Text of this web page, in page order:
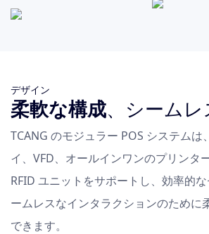
デザイン
柔軟な構成、シーム
TCANG のモジュラー POS システムは
イ、VFD、オールインワンのプリンタ
RFID ユニットをサポートし、効率的
ームレスなインタラクションのために
できます。